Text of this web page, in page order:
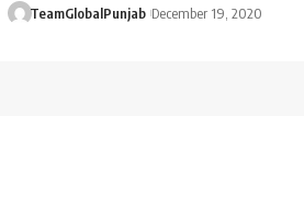
TeamGlobalPunjab December 19, 2020